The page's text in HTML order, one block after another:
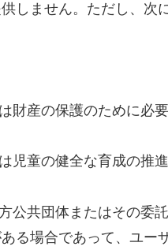
しません。ただし、次
財産の保護のために必
児童の健全な育成の推
公共団体またはその委
る場合であって、ユー